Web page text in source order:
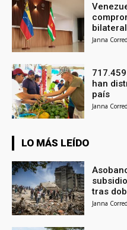
bilateral
Janna
han
país
Janna
LO MÁS LEÍDO
tras
Janna